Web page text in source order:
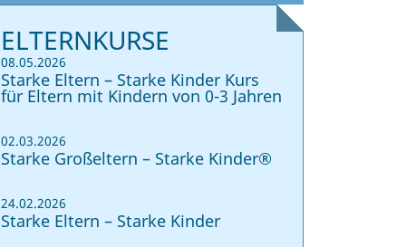
ELTERNKURSE
08.05.2026
Starke Eltern – Starke Kinder Kurs
für Eltern mit Kindern von 0-3 Jahren
02.03.2026
Starke Großeltern – Starke Kinder®
24.02.2026
Starke Eltern – Starke Kinder